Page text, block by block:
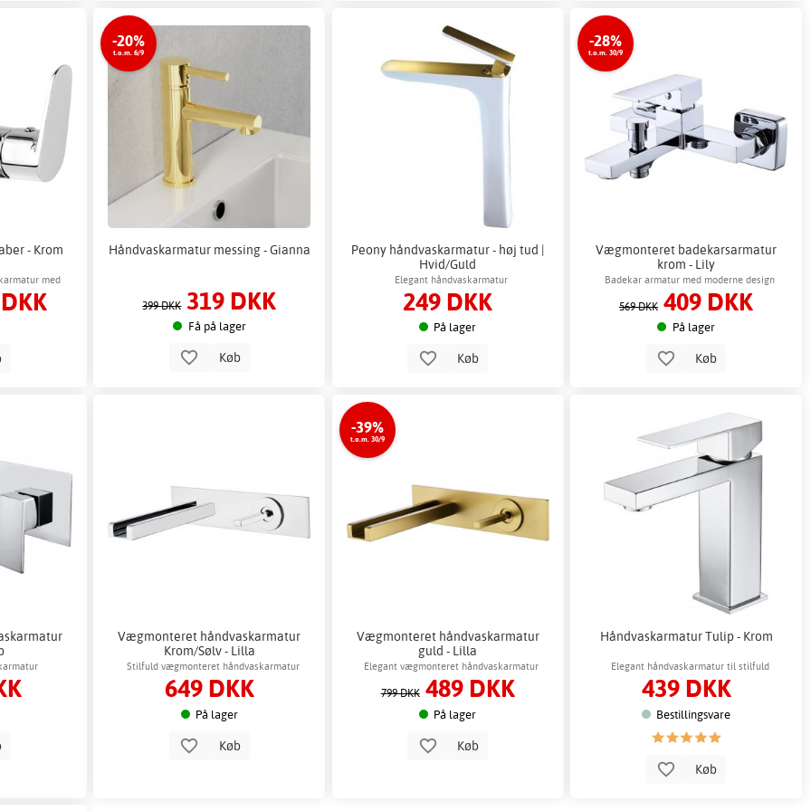
- Krom
med
-20%
t.o.m. 6/9
Håndvaskarmatur messing - Gianna
399 DKK 319 DKK
Få på lager
Køb
Peony håndvaskarmatur - høj tud |
Hvid/Guld
Elegant håndvaskarmatur
249 DKK
På lager
Køb
-28%
t.o.m. 30/9
Vægmonteret badekarsarmatur
krom - Lily
Badekar armatur med moderne design
569 DKK 409 DKK
På lager
Køb
Vægmonteret håndvaskarmatur
Krom/Sølv - Lilla
Stilfuld vægmonteret håndvaskarmatur
649 DKK
På lager
Køb
-39%
t.o.m. 30/9
Vægmonteret håndvaskarmatur
guld - Lilla
Elegant vægmonteret håndvaskarmatur
799 DKK 489 DKK
På lager
Køb
Håndvaskarmatur Tulip - Krom
Elegant håndvaskarmatur til stilfuld
badeværelsesindretning
439 DKK
Bestillingsvare
Køb